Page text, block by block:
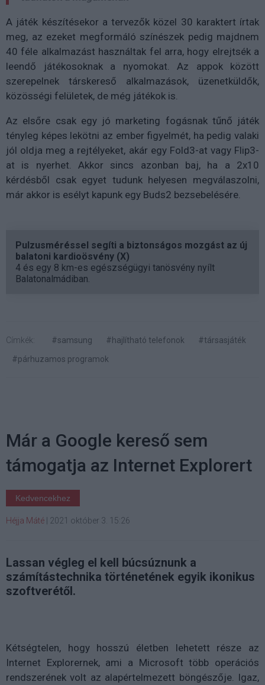
A játék készítésekor a tervezők közel 30 karaktert írtak
meg, az ezeket megformáló színészek pedig majdnem
40 féle alkalmazást használtak fel arra, hogy elrejtsék a
leendő játékosoknak a nyomokat. Az appok között
szerepelnek társkereső alkalmazások, üzenetküldők,
közösségi felületek, de még játékok is.
Az elsőre csak egy jó marketing fogásnak tűnő játék
tényleg képes lekötni az ember figyelmét, ha pedig valaki
jól oldja meg a rejtélyeket, akár egy Fold3-at vagy Flip3-
at is nyerhet. Akkor sincs azonban baj, ha a 2x10
kérdésből csak egyet tudunk helyesen megválaszolni,
már akkor is esélyt kapunk egy Buds2 bezsebelésére.
Pulzusméréssel segíti a biztonságos mozgást az új
balatoni kardioösvény (X)
4 és egy 8 km-es egészségügyi tanösvény nyílt
Balatonalmádiban.
Címkék: #samsung #hajlítható telefonok
#társasjáték
#párhuzamos programok
Már a Google kereső sem
támogatja az Internet Explorert
Kedvencekhez
Héjja Máté 2021 október 3. 15:26
Lassan végleg el kell búcsúznunk a
számítástechnika történetének egyik ikonikus
szoftverétől.
Kétségtelen, hogy hosszú életben lehetett része az
Internet Explorernek, ami a Microsoft több operációs
rendszerének volt az alapértelmezett böngészője. Igaz,